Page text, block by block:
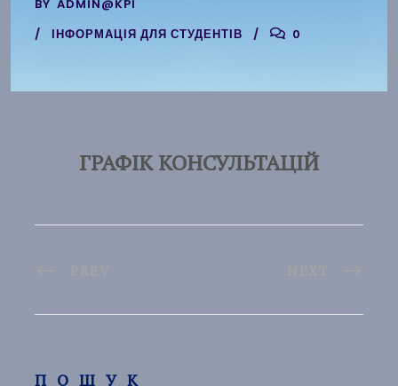
BY ADMIN@KPI
ІНФОРМАЦІЯ ДЛЯ СТУДЕНТІВ
0
ГРАФІК КОНСУЛЬТАЦІЙ
ПОШУК